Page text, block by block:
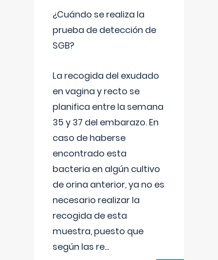
¿Cuándo se realiza la
prueba de detección de
SGB?
La recogida del exudado
en vagina y recto se
planifica entre la semana
35 y 37 del embarazo. En
caso de haberse
encontrado esta
bacteria en algún cultivo
de orina anterior, ya no es
necesario realizar la
recogida de esta
muestra, puesto que
según las re...